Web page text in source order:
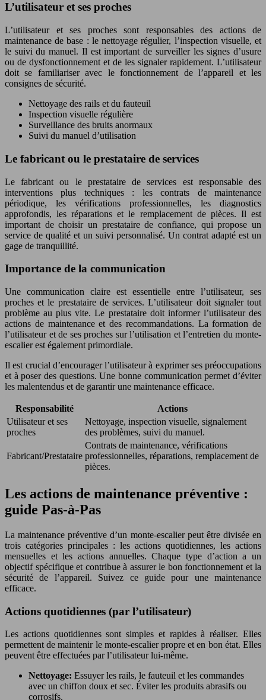
L’utilisateur et ses proches
L’utilisateur et ses proches sont responsables des actions de
maintenance de base : le nettoyage régulier, l’inspection visuelle, et
le suivi du manuel. Il est important de surveiller les signes d’usure
ou de dysfonctionnement et de les signaler rapidement. L’utilisateur
doit se familiariser avec le fonctionnement de l’appareil et les
consignes de sécurité.
Nettoyage des rails et du fauteuil
Inspection visuelle régulière
Surveillance des bruits anormaux
Suivi du manuel d’utilisation
Le fabricant ou le prestataire de services
Le fabricant ou le prestataire de services est responsable des
interventions plus techniques : les contrats de maintenance
périodique, les vérifications professionnelles, les diagnostics
approfondis, les réparations et le remplacement de pièces. Il est
important de choisir un prestataire de confiance, qui propose un
service de qualité et un suivi personnalisé. Un contrat adapté est un
gage de tranquillité.
Importance de la communication
Une communication claire est essentielle entre l’utilisateur, ses
proches et le prestataire de services. L’utilisateur doit signaler tout
problème au plus vite. Le prestataire doit informer l’utilisateur des
actions de maintenance et des recommandations. La formation de
l’utilisateur et de ses proches sur l’utilisation et l’entretien du monte-
escalier est également primordiale.
Il est crucial d’encourager l’utilisateur à exprimer ses préoccupations
et à poser des questions. Une bonne communication permet d’éviter
les malentendus et de garantir une maintenance efficace.
Responsabilité
Actions
Utilisateur et ses
proches
Nettoyage, inspection visuelle, signalement
des problèmes, suivi du manuel.
Fabricant/Prestataire
Contrats de maintenance, vérifications
professionnelles, réparations, remplacement de
pièces.
Les actions de maintenance préventive :
guide Pas-à-Pas
La maintenance préventive d’un monte-escalier peut être divisée en
trois catégories principales : les actions quotidiennes, les actions
mensuelles et les actions annuelles. Chaque type d’action a un
objectif spécifique et contribue à assurer le bon fonctionnement et la
sécurité de l’appareil. Suivez ce guide pour une maintenance
efficace.
Actions quotidiennes (par l’utilisateur)
Les actions quotidiennes sont simples et rapides à réaliser. Elles
permettent de maintenir le monte-escalier propre et en bon état. Elles
peuvent être effectuées par l’utilisateur lui-même.
Nettoyage: Essuyer les rails, le fauteuil et les commandes
avec un chiffon doux et sec. Éviter les produits abrasifs ou
corrosifs.